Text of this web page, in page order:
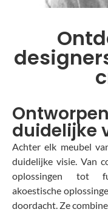
duidelijke
Achter elk meubel
duidelijke visie. Van
oplossingen tot
akoestische
doordacht. Ze